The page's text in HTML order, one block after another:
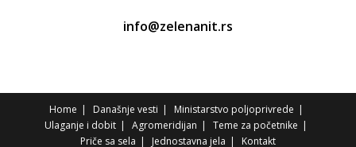
info@zelenanit.rs
Home Današnje vesti
Ministarstvo poljoprivrede
Ulaganje i dobit
Agromeridijan
Teme za početnike
Priče sa sela
Jednostavna jela Kontakt